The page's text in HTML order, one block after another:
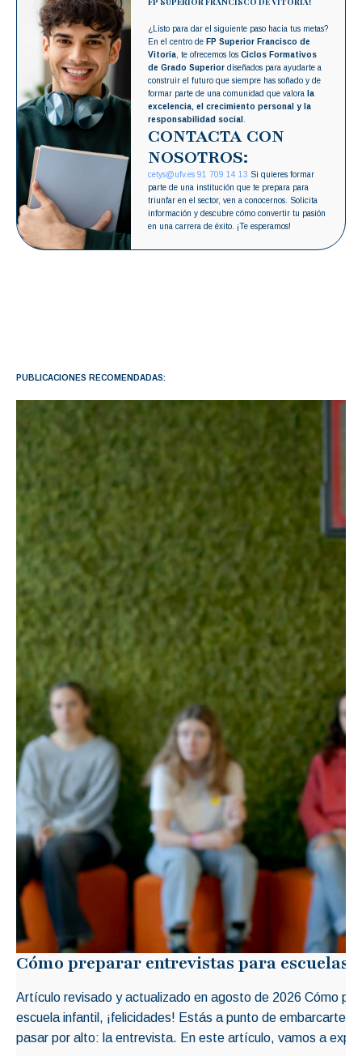
¿Listo para dar el siguiente paso hacia tus metas?
En el centro de FP Superior Francisco de
Vitoria, te ofrecemos losCiclos Formativos
de Grado Superior diseñados para ayudarte a
construir el futuro que siempre has soñado y de
formar parte de una comunidad que valora la
excelencia, el crecimiento personal y la
responsabilidad social .
CONTACTA CON
NOSOTROS:
cetys@ufv.es 91 709 14 13 Si quieres formar
parte de una institución que te prepara para
triunfar en el sector, ven a conocernos. Solicita
información y descubre cómo convertir tu pasión
en una carrera de éxito. ¡Te esperamos!
PUBLICACIONES RECOMENDADAS:
Cómo preparar entrevistas para escuelas
Artículo revisado y actualizado en agosto de 2026 Cómo
escuela infantil, ¡felicidades! Estás a punto de embarcarte
pasar por alto: la entrevista. En este artículo, vamos a